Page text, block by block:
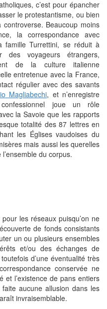
c’est pour épancher
le protestantisme, ou bien
Beaucoup moins
la correspondance avec
famille Turrettini, se réduit à
des voyageurs étrangers,
de la culture italienne
entretenue avec la France,
régulier avec des savants
Magliabechi, et n’enregistre
joue un rôle
la Savoie que les rapports
totalité des 87 lettres en
les Églises vaudoises du
mais aussi les querelles
du corpus.
les réseaux puisqu’on ne
de fonds consistants
un ou plusieurs ensembles
et/ou des échanges de
d’une éventualité très
conservée ne
et l’existence de pans entiers
aucune allusion dans les
invraisemblable.